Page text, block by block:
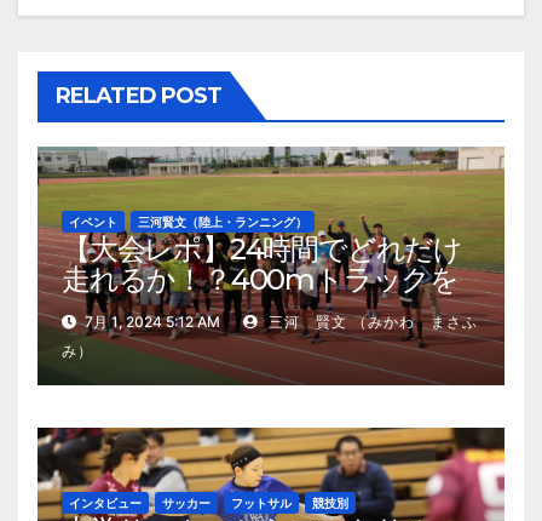
RELATED POST
イベント 三河賢文（陸上・ランニング）
【大会レポ】24時間でどれだけ
走れるか！？400mトラックを
周回する「第1回 宮古島ウルトラ
トラックレース」
7月 1, 2024 5:12 AM
三河 賢文 （みかわ まさふ
み）
インタビュー サッカー フットサル 競技別